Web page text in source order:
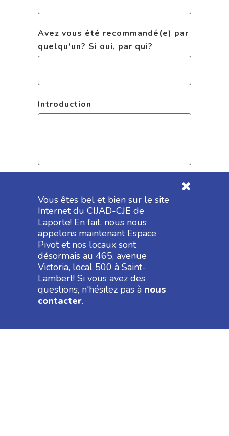
Vous êtes bel et bien sur le site
Internet du CIJAD-CJE de
Laporte! En fait, nous nous
appelons maintenant Espace
Pivot et nos locaux sont
désormais au 465, avenue
Victoria, local 500 à Saint-
Lambert! Si vous avez des
questions, n'hésitez pas à nous
contacter.
Avez vous été recommandé(e) par
quelqu'un? Si oui, par qui?
Introduction
Formats acceptés : pdf, doc, docx, txt